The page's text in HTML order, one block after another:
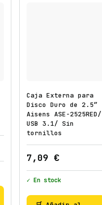
Caja Externa para
Disco Duro de 2.5″
Aisens ASE-2525RED/
USB 3.1/ Sin
tornillos
7,09 €
✓ En stock